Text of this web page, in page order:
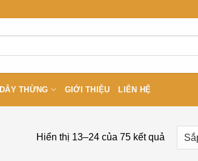
DÂY THỪNG GIỚI THIỆU LIÊN HỆ
Hiển thị 13–24 của 75 kết quả